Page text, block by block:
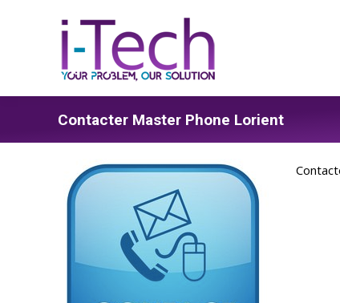
Contacter Master Phone Lorient